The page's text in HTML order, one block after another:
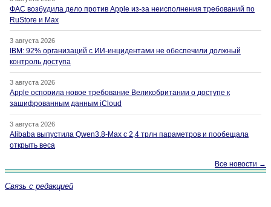
ФАС возбудила дело против Apple из-за неисполнения требований по
RuStore и Max
3 августа 2026
IBM: 92% организаций с ИИ-инцидентами не обеспечили должный
контроль доступа
3 августа 2026
Apple оспорила новое требование Великобритании о доступе к
зашифрованным данным iCloud
3 августа 2026
Alibaba выпустила Qwen3.8-Max с 2,4 трлн параметров и пообещала
открыть веса
Все новости →
Связь с редакцией